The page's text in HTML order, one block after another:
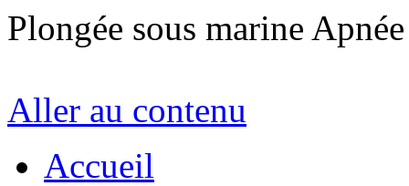
Plongée sous marine
Aller au contenu
Accueil